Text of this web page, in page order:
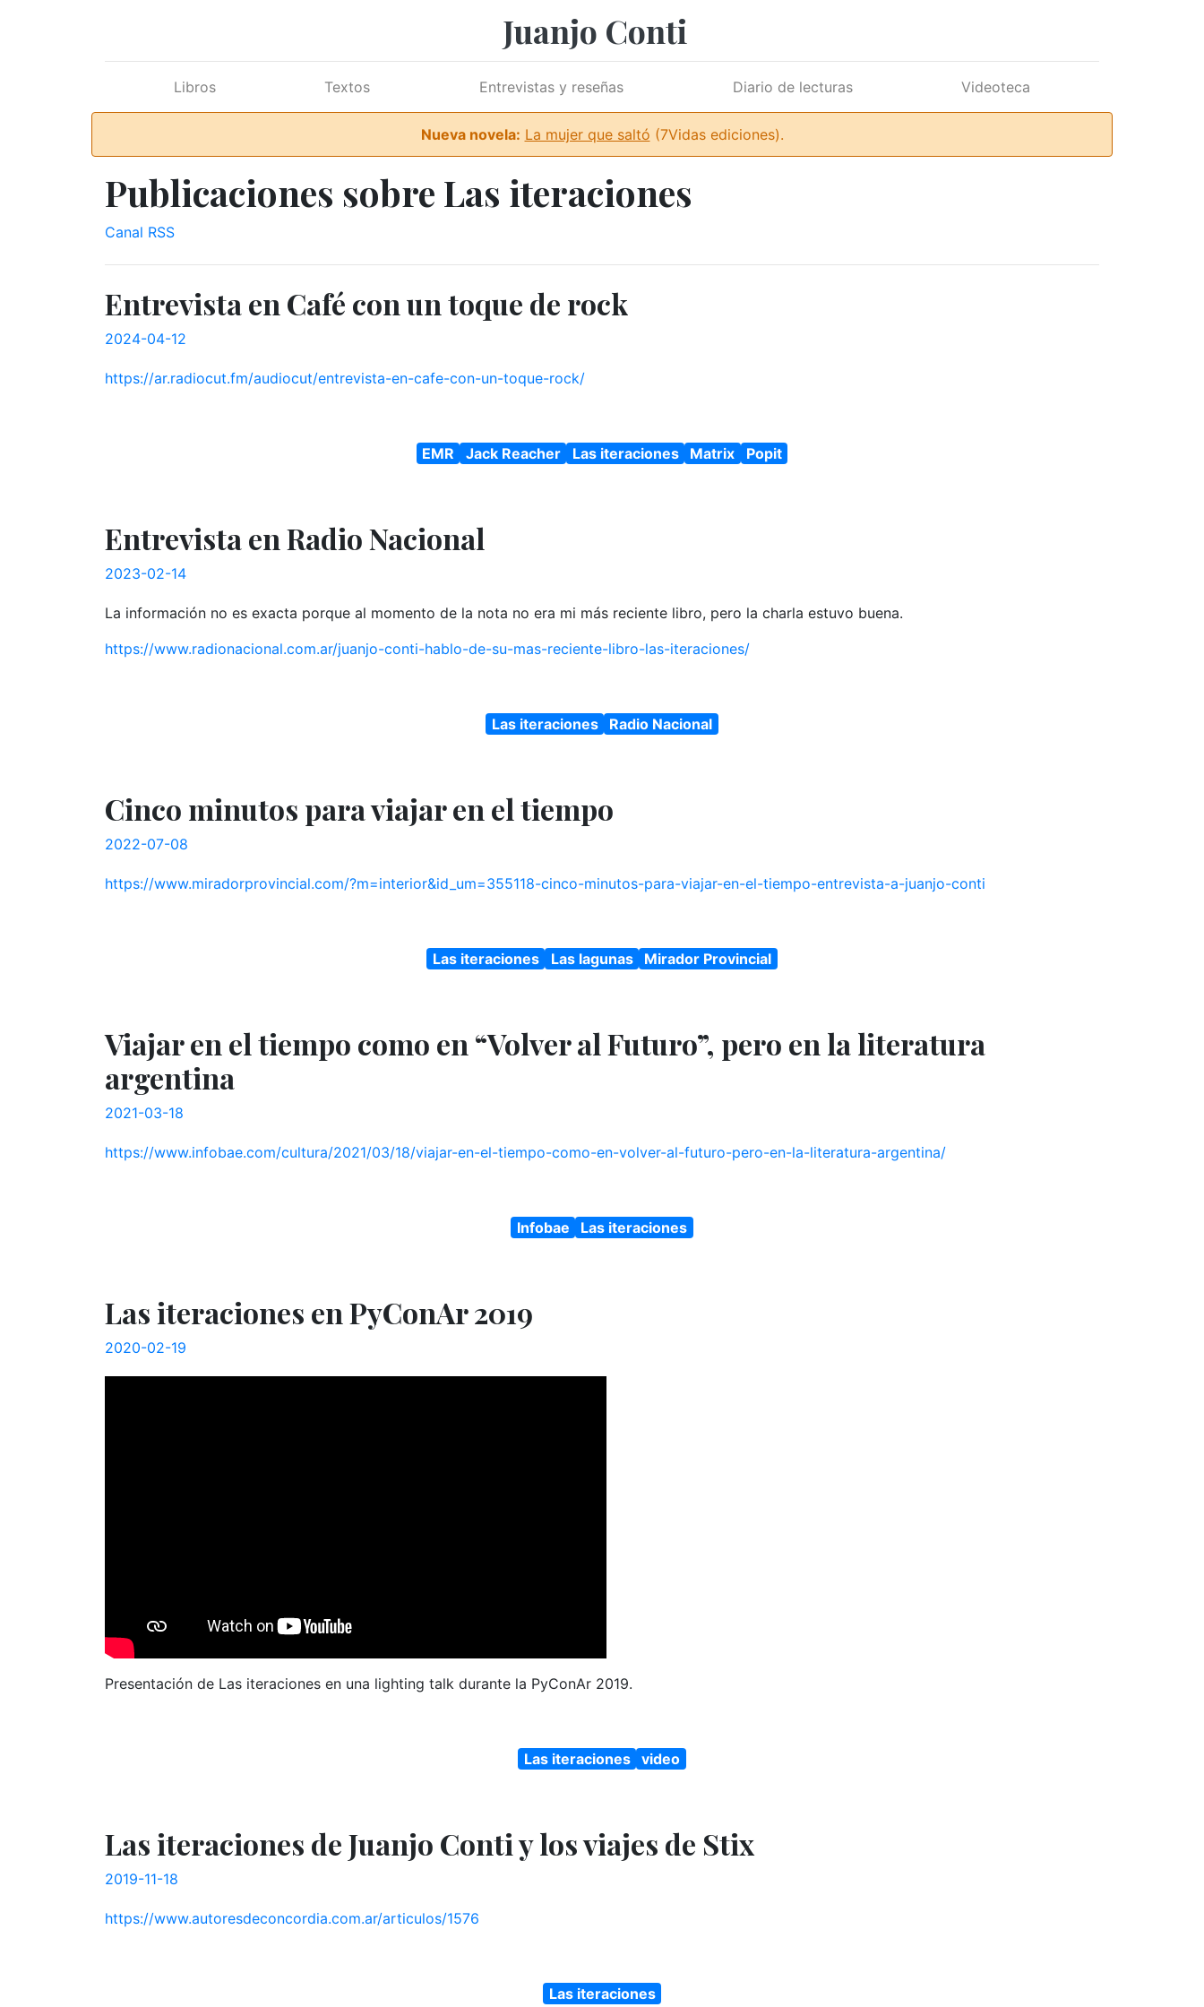
Juanjo Conti
Libros Textos Entrevistas y reseñas Diario de lecturas Videoteca
Nueva novela: La mujer que saltó (7Vidas ediciones).
Publicaciones sobre Las iteraciones
Canal RSS
Entrevista en Café con un toque de rock
2024-04-12
https://ar.radiocut.fm/audiocut/entrevista-en-cafe-con-un-toque-rock/
EMR Jack Reacher Las iteraciones Matrix Popit
Entrevista en Radio Nacional
2023-02-14
La información no es exacta porque al momento de la nota no era mi más reciente libro, pero la charla estuvo buena.
https://www.radionacional.com.ar/juanjo-conti-hablo-de-su-mas-reciente-libro-las-iteraciones/
Las iteraciones Radio Nacional
Cinco minutos para viajar en el tiempo
2022-07-08
https://www.miradorprovincial.com/?m=interior&id_um=355118-cinco-minutos-para-viajar-en-el-tiempo-entrevista-a-juanjo-conti
Las iteraciones Las lagunas Mirador Provincial
Viajar en el tiempo como en “Volver al Futuro”, pero en la literatura
argentina
2021-03-18
https://www.infobae.com/cultura/2021/03/18/viajar-en-el-tiempo-como-en-volver-al-futuro-pero-en-la-literatura-argentina/
Infobae Las iteraciones
Las iteraciones en PyConAr 2019
2020-02-19
Presentación de Las iteraciones en una lighting talk durante la PyConAr 2019.
Las iteraciones video
Las iteraciones de Juanjo Conti y los viajes de Stix
2019-11-18
https://www.autoresdeconcordia.com.ar/articulos/1576
Las iteraciones